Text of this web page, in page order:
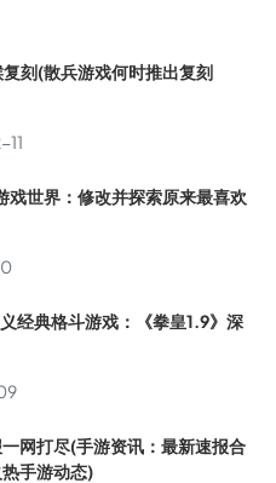
刻(散兵游戏何时推出复刻
戏世界：修改并探索原来最喜欢
经典格斗游戏：《拳皇1.9》深
网打尽(手游资讯：最新速报合
手游动态)